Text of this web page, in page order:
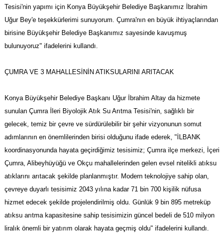
Tesisi'nin yapımı için Konya Büyükşehir Belediye Başkanımız İbrahim
Uğur Bey'e teşekkürlerimi sunuyorum. Çumra'nın en büyük ihtiyaçlarından
birisine Büyükşehir Belediye Başkanımız sayesinde kavuşmuş
bulunuyoruz" ifadelerini kullandı.
ÇUMRA VE 3 MAHALLESİNİN ATIKSULARINI ARITACAK
Konya Büyükşehir Belediye Başkanı Uğur İbrahim Altay da hizmete
sunulan Çumra İleri Biyolojik Atık Su Arıtma Tesisi'nin, sağlıklı bir
gelecek, temiz bir çevre ve sürdürülebilir bir şehir vizyonunun somut
adımlarının en önemlilerinden birisi olduğunu ifade ederek, "İLBANK
koordinasyonunda hayata geçirdiğimiz tesisimiz; Çumra ilçe merkezi, İçeri
Çumra, Alibeyhüyüğü ve Okçu mahallelerinden gelen evsel nitelikli atıksu
atıklarını arıtacak şekilde planlanmıştır. Modern teknolojiye sahip olan,
çevreye duyarlı tesisimiz 2043 yılına kadar 71 bin 700 kişilik nüfusa
hizmet edecek şekilde projelendirilmiş oldu. Günlük 9 bin 895 metreküp
atıksu arıtma kapasitesine sahip tesisimizin güncel bedeli de 510 milyon
liralık önemli bir yatırım olarak hayata geçmiş oldu" ifadelerini kullandı.